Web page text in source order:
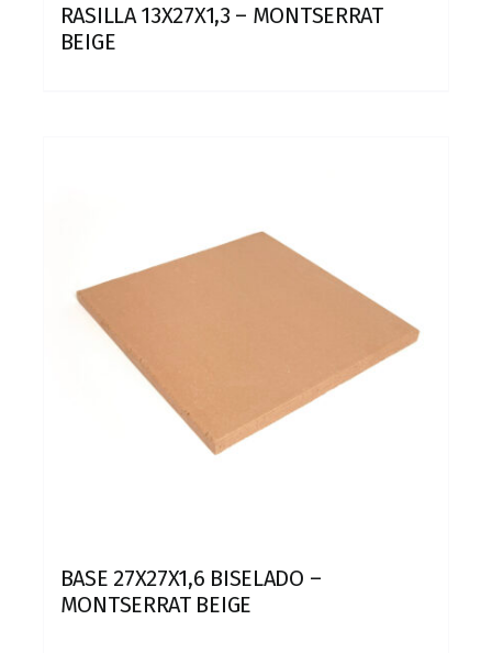
RASILLA 13X27X1,3 – MONTSERRAT
BEIGE
BASE 27X27X1,6 BISELADO –
MONTSERRAT BEIGE